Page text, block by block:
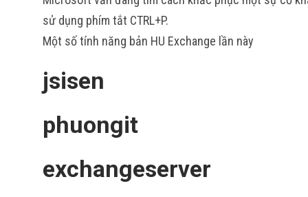
sử dụng phím tắt CTRL+P.
Một số tính năng bản HU Exchange lần này
jsisen
phuongit
exchangeserver